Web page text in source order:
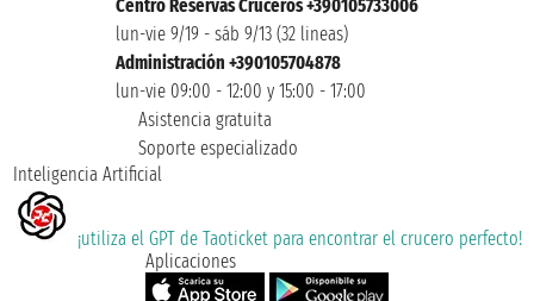
Centro Reservas Cruceros +390105733006
lun-vie 9/19 - sáb 9/13 (32 lineas)
Administración +390105704878
lun-vie 09:00 - 12:00 y 15:00 - 17:00
Asistencia gratuita
Soporte especializado
Inteligencia Artificial
¡utiliza el GPT de Taoticket para encontrar el crucero perfecto!
Aplicaciones